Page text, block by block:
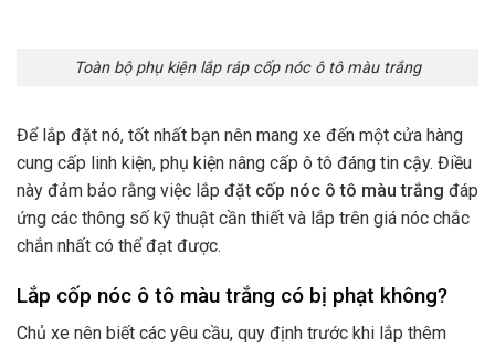
Toàn bộ phụ kiện lắp ráp cốp nóc ô tô màu trắng
Để lắp đặt nó, tốt nhất bạn nên mang xe đến một cửa hàng
cung cấp linh kiện, phụ kiện nâng cấp ô tô đáng tin cậy. Điều
này đảm bảo rằng việc lắp đặt cốp nóc ô tô màu trắng đáp
ứng các thông số kỹ thuật cần thiết và lắp trên giá nóc chắc
chắn nhất có thể đạt được.
Lắp cốp nóc ô tô màu trắng có bị phạt không?
Chủ xe nên biết các yêu cầu, quy định trước khi lắp thêm